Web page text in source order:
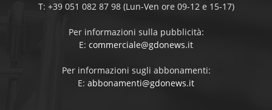
T: +39 051 082 87 98 (Lun-Ven ore 09-12 e 15-17)
Per informazioni sulla pubblicità:
E: commerciale@gdonews.it
Per informazioni sugli abbonamenti:
E: abbonamenti@gdonews.it